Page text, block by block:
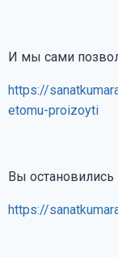
И мы сами
https://
etomu-proizoyti
Вы
https://